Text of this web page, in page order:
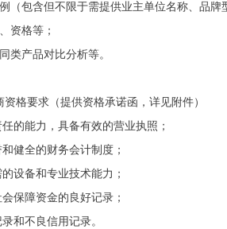
例（包含但不限于需提供业主单位名称、品
资格等；
类产品对比分析等。
格要求（提供资格承诺函，详见附件）
的能力，具备有效的营业执照；
健全的财务会计制度；
设备和专业技术能力；
保障资金的良好记录；
和不良信用记录。